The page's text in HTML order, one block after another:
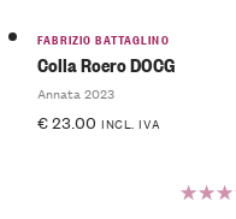
FABRIZIO BATTAGLINO
Colla Roero DOCG
Annata 2023
€23.00 INCL. IVA